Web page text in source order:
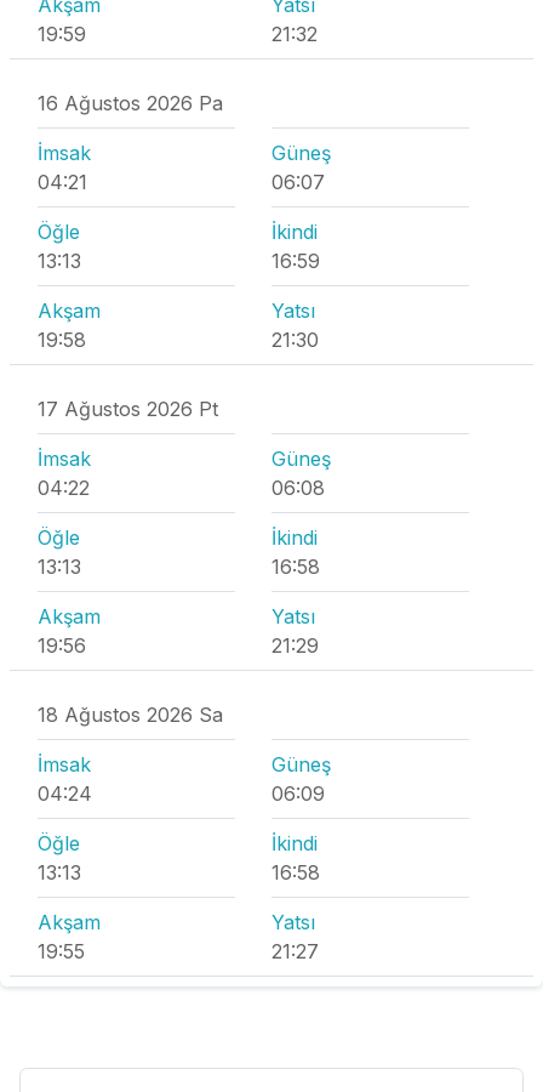
Akşam
19:59
Yatsı
21:32
16 Ağustos 2026 Pa
İmsak
04:21
Güneş
06:07
Öğle
13:13
İkindi
16:59
Akşam
19:58
Yatsı
21:30
17 Ağustos 2026 Pt
İmsak
04:22
Güneş
06:08
Öğle
13:13
İkindi
16:58
Akşam
19:56
Yatsı
21:29
18 Ağustos 2026 Sa
İmsak
04:24
Güneş
06:09
Öğle
13:13
İkindi
16:58
Akşam
19:55
Yatsı
21:27